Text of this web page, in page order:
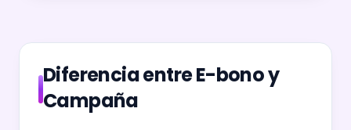
Diferencia entre E-bono y
Campaña